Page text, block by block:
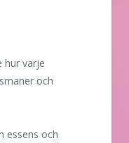
hur varje
och
essens och